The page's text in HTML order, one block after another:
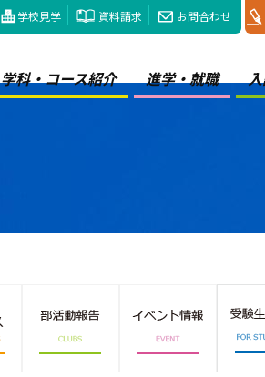
学校見学 資料請求 お問合わせ
学科・コース紹介 進学・就職